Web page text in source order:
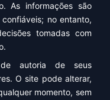
As informações são
no entanto,
tomadas com
autoria de seus
O site pode alterar,
momento, sem